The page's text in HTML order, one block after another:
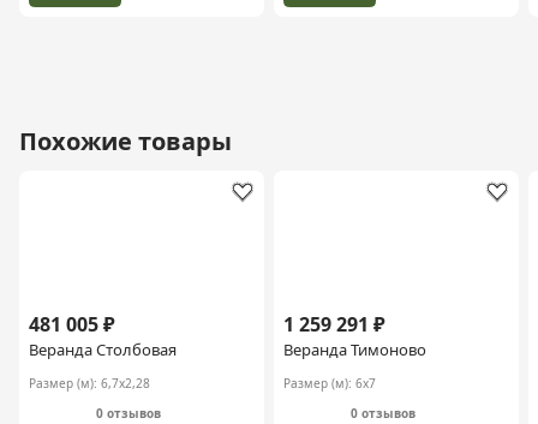
Похожие товары
481 005 ₽
Веранда Столбовая
Размер (м): 6,7х2,28
0 отзывов
1 259 291 ₽
Веранда Тимоново
Размер (м): 6х7
0 отзывов